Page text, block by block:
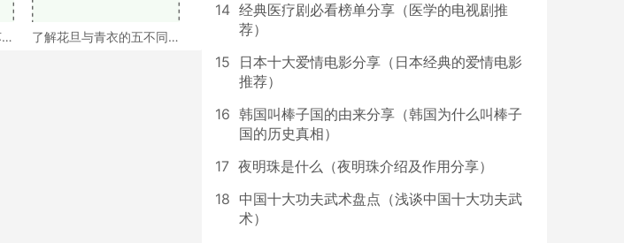
了解花旦与青衣的五不同
14 经典医疗剧必看榜单分享（医学的电视剧推
荐）
15
日本十大爱情电影分享（日本经典的爱情电影
推荐）
16 韩国叫棒子国的由来分享（韩国为什么叫棒子
国的历史真相）
17 夜明珠是什么（夜明珠介绍及作用分享）
18 中国十大功夫武术盘点（浅谈中国十大功夫武
术）